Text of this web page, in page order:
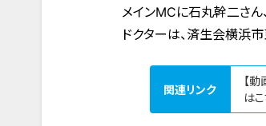
メインMCに石丸幹二さん
ドクターは、済生会横浜
関連リンク
【
は